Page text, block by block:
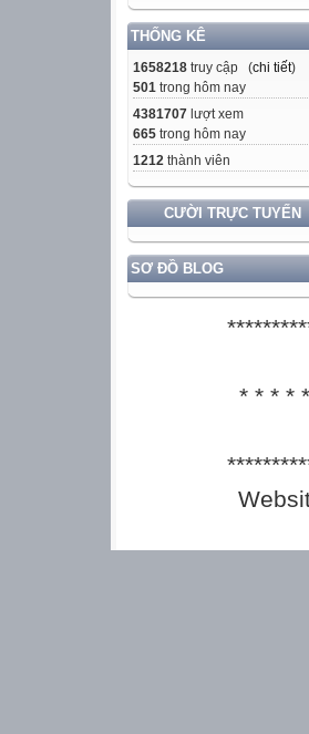
THỐNG KÊ
1658218 truy cập (chi tiết)
501 trong hôm nay
4381707 lượt xem
665 trong hôm nay
1212 thành viên
CƯỜI TRỰC TUYẾN
SƠ ĐỒ BLOG
* * * *